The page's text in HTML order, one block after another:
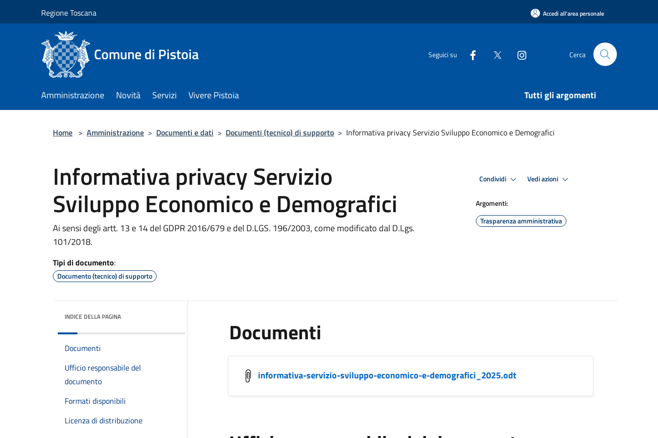
Regione Toscana Accedi all'area personale
Comune di Pistoia Seguici su Cerca
Amministrazione Novità Servizi Vivere Pistoia Tutti gli argomenti
Home > Amministrazione > Documenti e dati > Documenti (tecnico) di supporto > Informativa privacy Servizio Sviluppo Economico e Demografici
Informativa privacy Servizio
Sviluppo Economico e Demografici
Ai sensi degli artt. 13 e 14 del GDPR 2016/679 e del D.LGS. 196/2003, come modificato dal D.Lgs.
101/2018.
Tipi di documento:
Documento (tecnico) di supporto
Condividi Vedi azioni
Argomenti:
Trasparenza amministrativa
INDICE DELLA PAGINA
Documenti
Ufficio responsabile del
documento
Formati disponibili
Licenza di distribuzione
Documenti
informativa-servizio-sviluppo-economico-e-demografici_2025.odt